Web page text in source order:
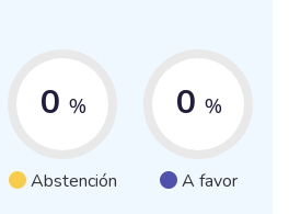
0 %
Abstención
0 %
A favor